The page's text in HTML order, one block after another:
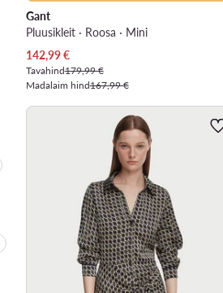
arv:
arv:
Gant
Pluusikleit · Roosa · Mini
Praegune hind
142,99€
Tavahind179,99 €
Madalaim hind167,99 €